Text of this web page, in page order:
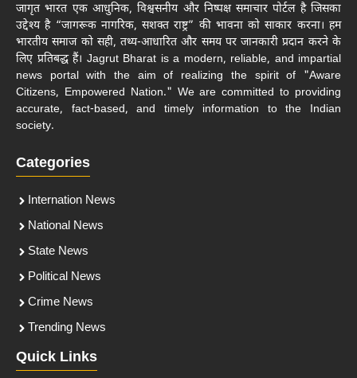
जागृत भारत एक आधुनिक, विश्वसनीय और निष्पक्ष समाचार पोर्टल है जिसका
उद्देश्य है “जागरूक नागरिक, सशक्त राष्ट्र” की भावना को साकार करना। हम
भारतीय समाज को सही, तथ्य-आधारित और समय पर जानकारी प्रदान करने के
लिए प्रतिबद्ध हैं। Jagrut Bharat is a modern, reliable, and impartial
news portal with the aim of realizing the spirit of "Aware
Citizens, Empowered Nation." We are committed to providing
accurate, fact-based, and timely information to the Indian
society.
Categories
Internation News
National News
State News
Political News
Crime News
Trending News
Quick Links